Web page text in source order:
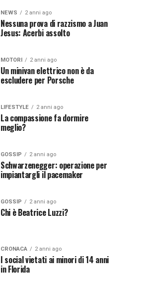
NEWS 2 anni ago
Nessuna prova di razzismo a Juan
Jesus: Acerbi assolto
MOTORI 2 anni ago
Un minivan elettrico non è da
escludere per Porsche
LIFESTYLE 2 anni ago
La compassione fa dormire
meglio?
GOSSIP 2 anni ago
Schwarzenegger: operazione per
impiantargli il pacemaker
GOSSIP 2 anni ago
Chi è Beatrice Luzzi?
CRONACA 2 anni ago
I social vietati ai minori di 14 anni
in Florida